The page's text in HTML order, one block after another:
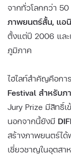
จากทั่วโลกกว่า
ภาพยนตร์สั้น, แอ
ตั้งแต่ปี 2006 และ
ภูมิภาค
ไฮไลท์สำคัญคือกา
Festival สำหรับ
Jury Prize มีสิทธิ์
นอกจากนี้ยังมี
สร้างภาพยนตร์ไ
เชี่ยวชาญในอุตสา